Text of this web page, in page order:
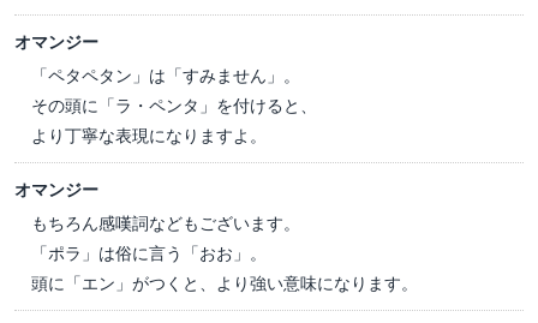
オマンジー
「ペタペタン」は「すみません」。
その頭に「ラ・ペンタ」を付けると、
より丁寧な表現になりますよ。
オマンジー
もちろん感嘆詞などもございます。
「ポラ」は俗に言う「おお」。
頭に「エン」がつくと、より強い意味になります。